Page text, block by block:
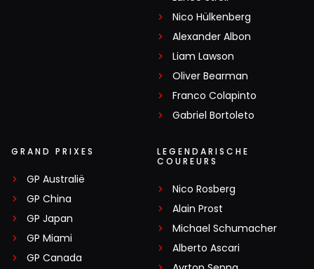
Nico Hülkenberg
Alexander Albon
Liam Lawson
Oliver Bearman
Franco Colapinto
Gabriel Bortoleto
GRAND PRIXES
GP Australië
GP China
GP Japan
GP Miami
GP Canada
LEGENDARISCHE
COUREURS
Nico Rosberg
Alain Prost
Michael Schumacher
Alberto Ascari